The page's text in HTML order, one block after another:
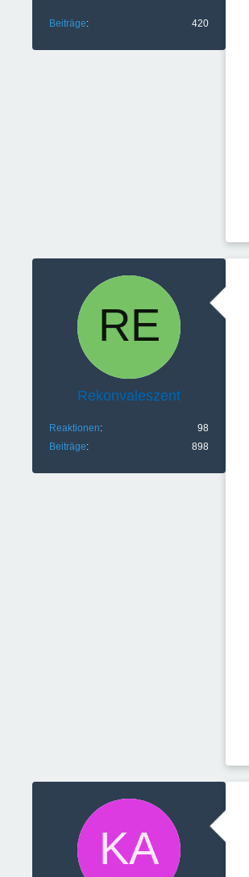
Beiträge 420
Rekonvaleszent
Reaktionen
98
Beiträge
898